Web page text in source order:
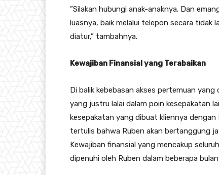
​”Silakan hubungi anak-anaknya. Dan
luasnya, baik melalui telepon secara tidak
diatur,” tambahnya.
Kewajiban Finansial yang Terabaikan
​Di balik kebebasan akses pertemuan
yang justru lalai dalam poin kesepakatan
kesepakatan yang dibuat kliennya dengan
tertulis bahwa Ruben akan bertanggung
Kewajiban finansial yang mencakup
dipenuhi oleh Ruben dalam beberapa